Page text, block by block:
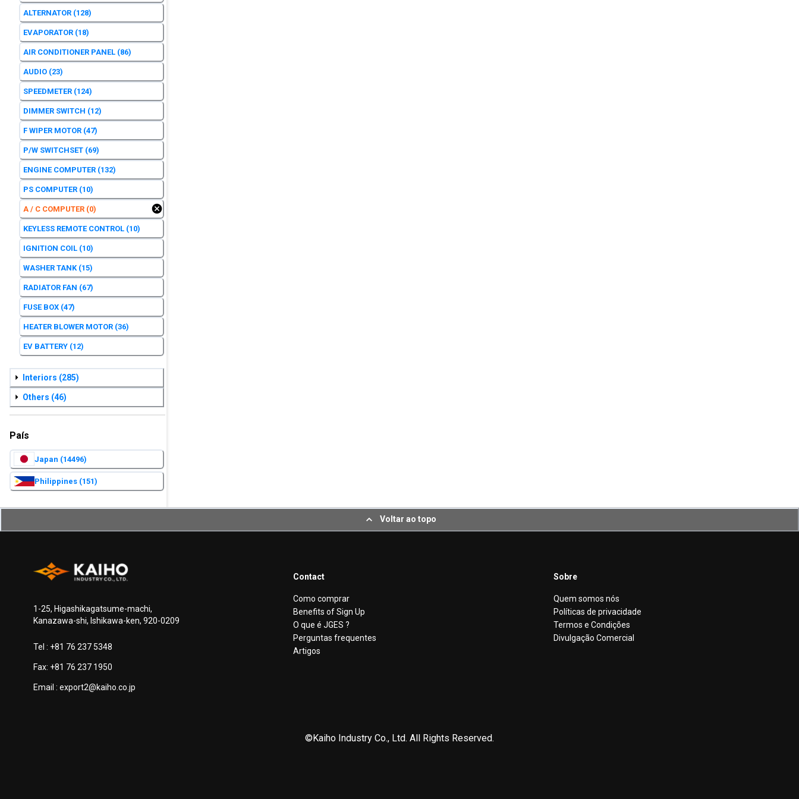
ALTERNATOR (128)
EVAPORATOR (18)
AIR CONDITIONER PANEL (86)
AUDIO (23)
SPEEDMETER (124)
DIMMER SWITCH (12)
F WIPER MOTOR (47)
P/W SWITCHSET (69)
ENGINE COMPUTER (132)
PS COMPUTER (10)
A / C COMPUTER (0)
KEYLESS REMOTE CONTROL (10)
IGNITION COIL (10)
WASHER TANK (15)
RADIATOR FAN (67)
FUSE BOX (47)
HEATER BLOWER MOTOR (36)
EV BATTERY (12)
Interiors (285)
Others (46)
País
Japan (14496)
Philippines (151)
Voltar ao topo
1-25, Higashikagatsume-machi,
Kanazawa-shi, Ishikawa-ken, 920-0209
Tel : +81 76 237 5348
Fax: +81 76 237 1950
Email : export2@kaiho.co.jp
Contact
Como comprar
Benefits of Sign Up
O que é JGES ?
Perguntas frequentes
Artigos
Sobre
Quem somos nós
Políticas de privacidade
Termos e Condições
Divulgação Comercial
©Kaiho Industry Co., Ltd. All Rights Reserved.